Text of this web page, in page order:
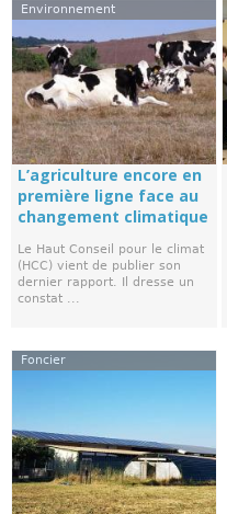
Environnement
L’agriculture encore en
première ligne face au
changement climatique
Le Haut Conseil pour le climat
(HCC) vient de publier son
dernier rapport. Il dresse un
constat ...
Foncier